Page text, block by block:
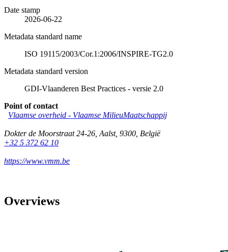
Date stamp
2026-06-22
Metadata standard name
ISO 19115/2003/Cor.1:2006/INSPIRE-TG2.0
Metadata standard version
GDI-Vlaanderen Best Practices - versie 2.0
Point of contact
Vlaamse overheid - Vlaamse MilieuMaatschappij
Dokter de Moorstraat 24-26 Aalst, 9300 België
+32 5 372 62 10
https://www.vmm.be
Overviews